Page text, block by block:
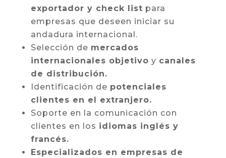
exportador y check list para
empresas que deseen iniciar su
andadura internacional.
Selección de mercados
internacionales objetivo y canales
de distribución.
Identificación de potenciales
clientes en el extranjero.
Soporte en la comunicación con
clientes en los idiomas inglés y
francés.
Especializados en empresas de